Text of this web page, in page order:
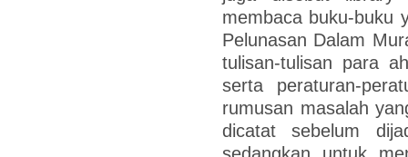
membaca buku-buku
Pelunasan Dalam
tulisan-tulisan para
serta peraturan-
rumusan masalah
dicatat sebelum